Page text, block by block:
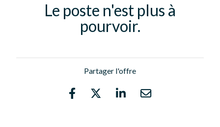
Le poste n'est plus à
pourvoir.
Partager l'offre